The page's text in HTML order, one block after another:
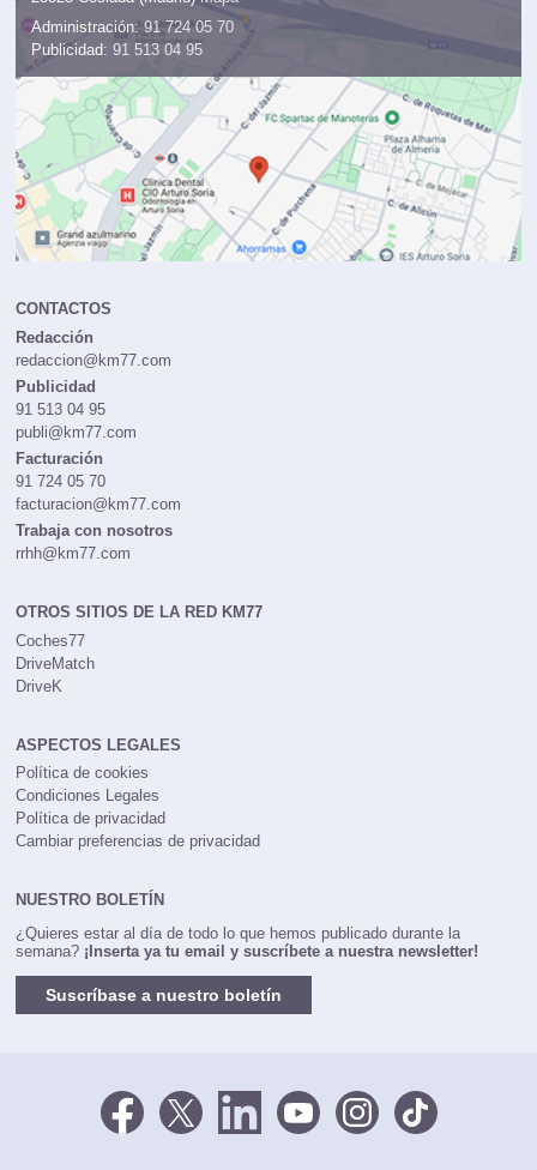
Administración: 91 724 05 70
Publicidad: 91 513 04 95
CONTACTOS
Redacción
redaccion@km77.com
Publicidad
91 513 04 95
publi@km77.com
Facturación
91 724 05 70
facturacion@km77.com
Trabaja con nosotros
rrhh@km77.com
OTROS SITIOS DE LA RED KM77
Coches77
DriveMatch
DriveK
ASPECTOS LEGALES
Política de cookies
Condiciones Legales
Política de privacidad
Cambiar preferencias de privacidad
NUESTRO BOLETÍN
¿Quieres estar al día de todo lo que hemos publicado durante la
semana? ¡Inserta ya tu email y suscríbete a nuestra newsletter!
Suscríbase a nuestro boletín